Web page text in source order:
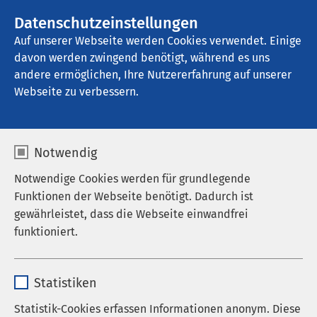
Datenschutzeinstellungen
Auf unserer Webseite werden Cookies verwendet. Einige
davon werden zwingend benötigt, während es uns
andere ermöglichen, Ihre Nutzererfahrung auf unserer
Webseite zu verbessern.
Notwendig
Notwendige Cookies werden für grundlegende
Funktionen der Webseite benötigt. Dadurch ist
gewährleistet, dass die Webseite einwandfrei
funktioniert.
Anbieter sgalinski
Statistiken
Statistik-Cookies erfassen Informationen anonym. Diese
AMEOS Klinikum Heiligenhafen
Ansprechpartner
Sie suchen einen kollegialen Austausch oder
Weiterbildungsmöglichkeiten? Sie möchten sich
Heiligenhafen informieren? Dann wenden Sie sich
gerne an uns.